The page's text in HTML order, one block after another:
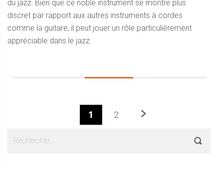
du jazz. Bien que ce noble instrument se montre plus
discret par rapport aux autres instruments à cordes
comme la guitare, il peut jouer un rôle particulièrement
appréciable dans le jazz.
1 2 Prochaine
Sidebar